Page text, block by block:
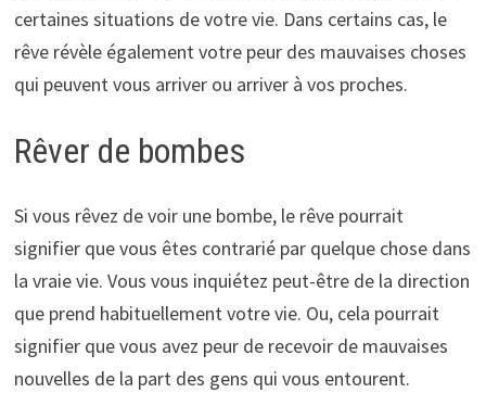
certaines situations de votre vie. Dans certains cas, le
rêve révèle également votre peur des mauvaises choses
qui peuvent vous arriver ou arriver à vos proches.
Rêver de bombes
Si vous rêvez de voir une bombe, le rêve pourrait
signifier que vous êtes contrarié par quelque chose dans
la vraie vie. Vous vous inquiétez peut-être de la direction
que prend habituellement votre vie. Ou, cela pourrait
signifier que vous avez peur de recevoir de mauvaises
nouvelles de la part des gens qui vous entourent.